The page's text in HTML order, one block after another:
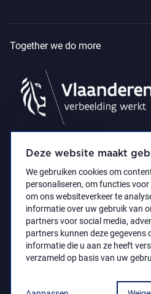
Deze website maakt
We gebruiken cookies om
personaliseren, om functies
om ons websiteverkeer te
informatie over uw gebruik van
partners voor social media,
partners kunnen deze gegevens
informatie die u aan ze heeft
verzameld op basis van uw
Together we do more
Accessibility StatementPrivacy
© 2021 Koninklijk Museum